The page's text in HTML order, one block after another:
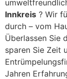
Innkreis ? Wir
durch – vom
Überlassen Sie
sparen Sie Zeit
Jahren